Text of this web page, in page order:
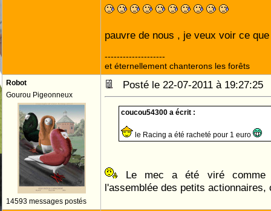
pauvre de nous , je veux voir ce
--------------------
et éternellement chanterons les forêts
Robot
Gourou Pigeonneux
14593 messages postés
Posté le 22-07-2011 à
coucou54300 a écrit :
le Racing a été racheté pour 1 euro
Le mec a été viré comme
l'assemblée des petits